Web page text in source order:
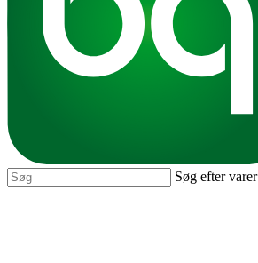
Søg efter varer